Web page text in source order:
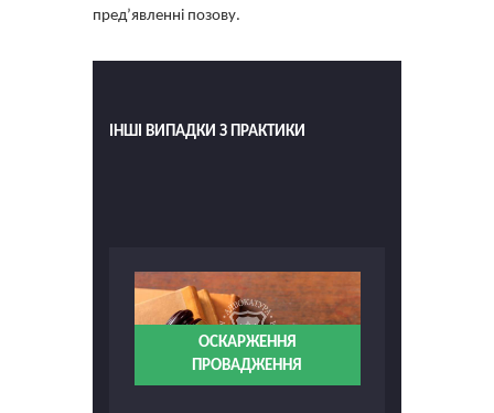
пред’явленні позову.
ІНШІ ВИПАДКИ З ПРАКТИКИ
ОСКАРЖЕННЯ
ПРОВАДЖЕННЯ